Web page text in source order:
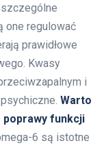
one regulować
prawidłowe
Kwasy
i
Warto
poprawy funkcji
6 są istotne